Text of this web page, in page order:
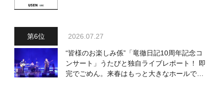
2026.07.27
“皆様のお楽しみ係”「竜徹日記10周年記念コ
ンサート」うたびと独自ライブレポート！ 即
完でごめん。来春はもっと大きなホールであ